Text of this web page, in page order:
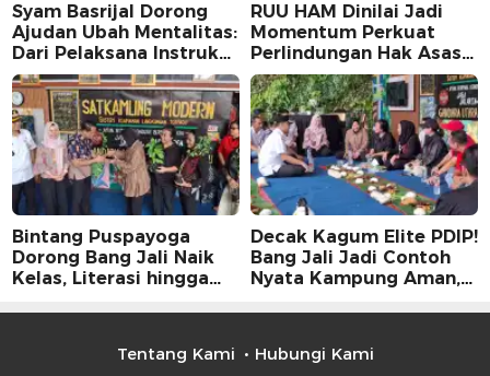
Syam Basrijal Dorong
Ajudan Ubah Mentalitas:
Dari Pelaksana Instruksi
Jadi Pencipta Nilai
RUU HAM Dinilai Jadi
Momentum Perkuat
Perlindungan Hak Asasi
Manusia, Partisipasi
Publik Perlu
Dimaksimalkan
Bintang Puspayoga
Dorong Bang Jali Naik
Kelas, Literasi hingga
Decak Kagum Elite PDIP!
Bang Jali Jadi Contoh
Nyata Kampung Aman,
Tentang Kami Hubungi Kami